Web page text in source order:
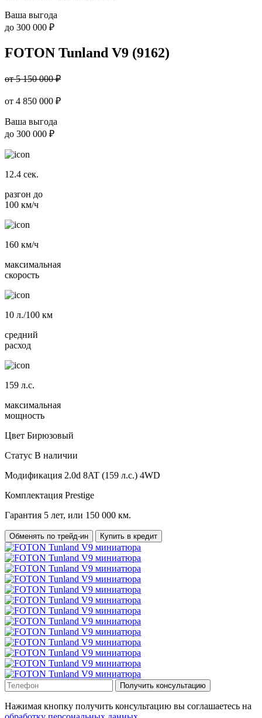
Ваша выгода
до 300 000 ₽
FOTON Tunland V9 (9162)
от 5 150 000 ₽
от 4 850 000 ₽
Ваша выгода
до 300 000 ₽
12.4 сек.
разгон до
100 км/ч
160 км/ч
максимальная
скорость
10 л./100 км
средний
расход
159 л.с.
максимальная
мощность
Цвет Бирюзовый
Статус В наличии
Модификация 2.0d 8AT (159 л.с.) 4WD
Комплектация Prestige
Гарантия 5 лет, или 150 000 км.
Обменять по трейд-ин Купить в кредит
Получить консультацию
Нажимая кнопку получить консультацию вы соглашаетесь на